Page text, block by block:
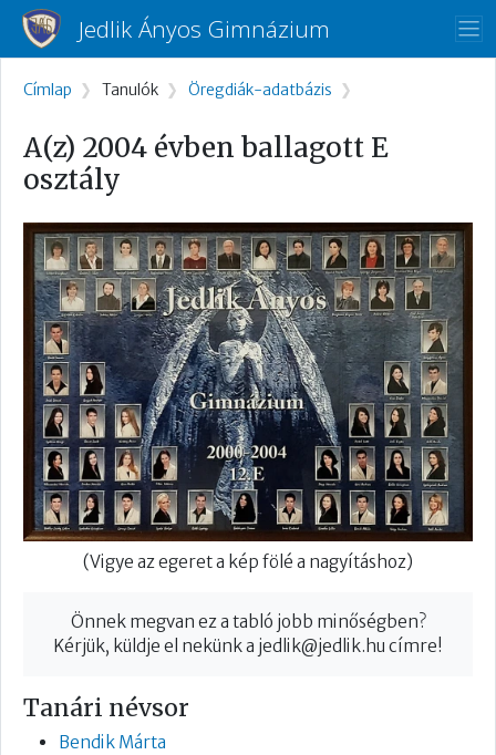
Ugrás a tartalomra
Jedlik Ányos Gimnázium
Morzsa
Címlap Tanulók Öregdiák-adatbázis
A(z) 2004 évben ballagott E
osztály
(Vigye az egeret a kép fölé a nagyításhoz)
Önnek megvan ez a tabló jobb minőségben?
Kérjük, küldje el nekünk a jedlik@jedlik.hu címre!
Tanári névsor
Bendik Márta